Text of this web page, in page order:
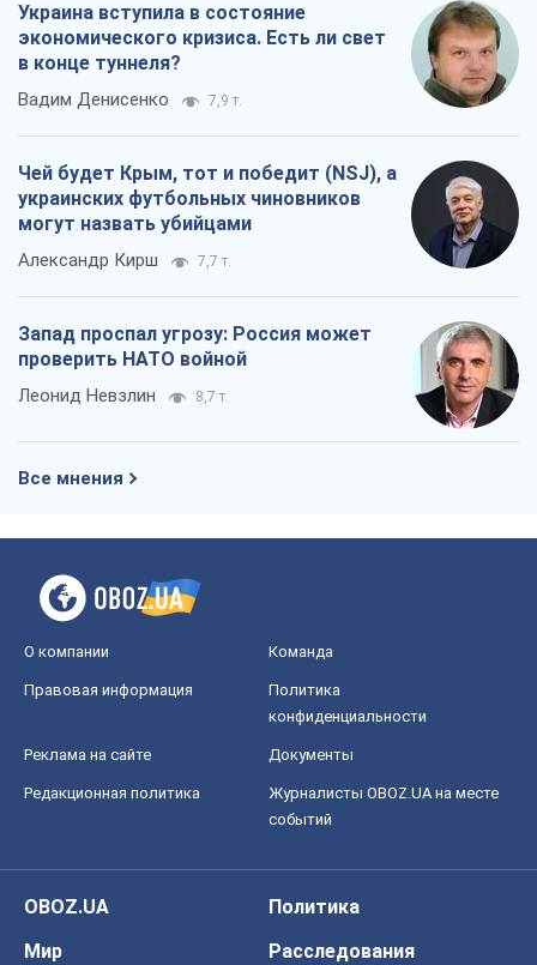
Украина вступила в состояние
экономического кризиса. Есть ли свет
в конце туннеля?
Вадим Денисенко 7,9 т.
Чей будет Крым, тот и победит (NSJ), а
украинских футбольных чиновников
могут назвать убийцами
Александр Кирш 7,7 т.
Запад проспал угрозу: Россия может
проверить НАТО войной
Леонид Невзлин 8,7 т.
Все мнения
О компании Команда
Правовая информация
Политика
конфиденциальности
Реклама на сайте Документы
Редакционная политика
Журналисты OBOZ.UA на месте
событий
OBOZ.UA
Политика
Мир
Расследования